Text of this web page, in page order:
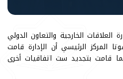
الخارجية والتعاون الدولي
المركز الرئيسي أن الإدارة قامت
قامت بتجديد ست اتفاقيات أخرى